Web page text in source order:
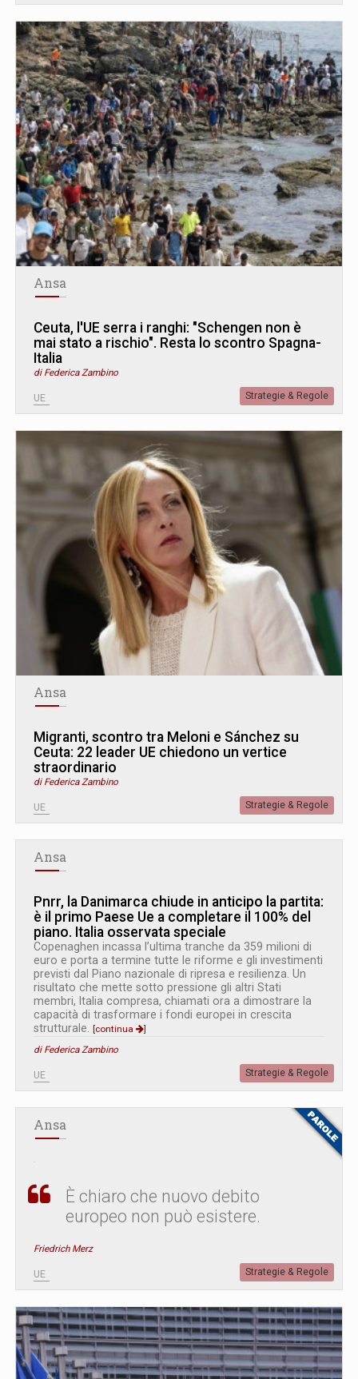
Ansa
Ceuta, l'UE serra i ranghi: "Schengen non è
mai stato a rischio". Resta lo scontro Spagna-
Italia
di Federica Zambino
UE Strategie & Regole
Ansa
Migranti, scontro tra Meloni e Sánchez su
Ceuta: 22 leader UE chiedono un vertice
straordinario
di Federica Zambino
UE Strategie & Regole
Ansa
Pnrr, la Danimarca chiude in anticipo la partita:
è il primo Paese Ue a completare il 100% del
piano. Italia osservata speciale
Copenaghen incassa l’ultima tranche da 359 milioni di
euro e porta a termine tutte le riforme e gli investimenti
previsti dal Piano nazionale di ripresa e resilienza. Un
risultato che mette sotto pressione gli altri Stati
membri, Italia compresa, chiamati ora a dimostrare la
capacità di trasformare i fondi europei in crescita
strutturale. [continua
]
di Federica Zambino
UE Strategie & Regole
Ansa
È chiaro che nuovo debito
europeo non può esistere.
Friedrich Merz
UE Strategie & Regole